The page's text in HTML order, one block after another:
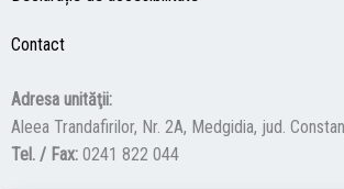
Contact
Adresa unităţii:
Aleea Trandafirilor, Nr. 2A, Medgidia, jud.
Tel. / Fax: 0241 822 044